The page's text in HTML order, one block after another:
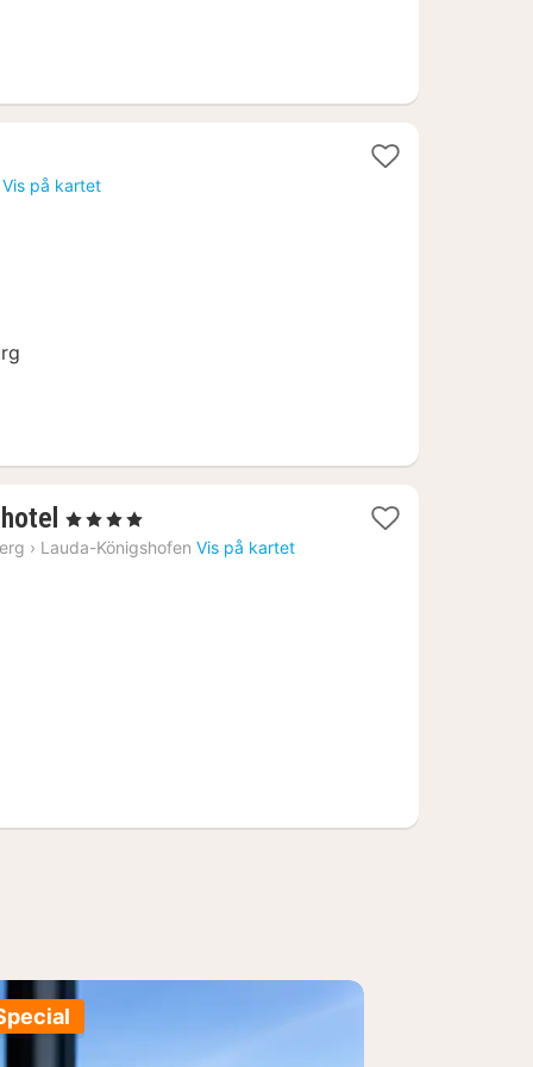
Vis på kartet
1
natt
, 4 Stjerner
› Lauda-Königshofen Vis på kartet